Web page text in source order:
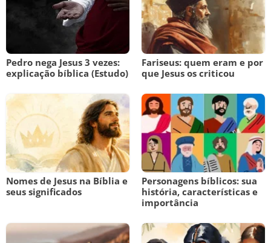
Pedro nega Jesus 3 vezes:
explicação bíblica (Estudo)
Fariseus: quem eram e por
que Jesus os criticou
Nomes de Jesus na Bíblia e
seus significados
Personagens bíblicos: sua
história, características e
importância